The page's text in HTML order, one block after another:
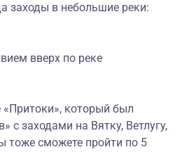
заходы в небольшие реки:
вверх по реке
«Притоки», который был
с заходами на Вятку, Ветлугу,
тоже сможете пройти по 5